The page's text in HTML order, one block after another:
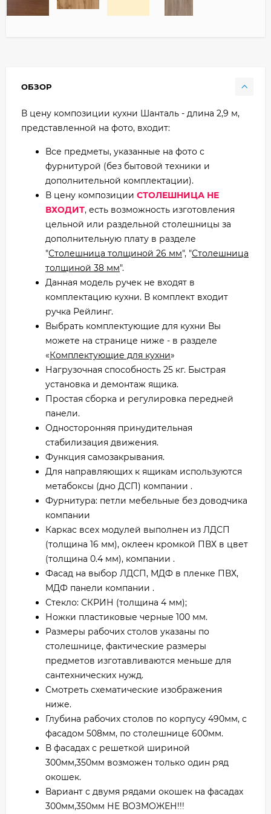
ОБЗОР
В цену композиции кухни Шанталь - длина 2,9 м,
представленной на фото, входит:
Все предметы, указанные на фото с
фурнитурой (без бытовой техники и
дополнительной комплектации).
В цену композиции СТОЛЕШНИЦА НЕ
ВХОДИТ, есть возможность изготовления
цельной или раздельной столешницы за
дополнительную плату в разделе
"Столешница толщиной 26 мм", "Столешница
толщиной 38 мм".
Данная модель ручек не входят в
комплектацию кухни. В комплект входит
ручка Рейлинг.
Выбрать комплектующие для кухни Вы
можете на странице ниже - в разделе
«Комплектующие для кухни»
Нагрузочная способность 25 кг. Быстрая
установка и демонтаж ящика.
Простая сборка и регулировка передней
панели.
Односторонняя принудительная
стабилизация движения.
Функция самозакрывания.
Для направляющих к ящикам используются
метабоксы (дно ДСП) компании .
Фурнитура: петли мебельные без доводчика
компании
Каркас всех модулей выполнен из ЛДСП
(толщина 16 мм), оклеен кромкой ПВХ в цвет
(толщина 0.4 мм), компании .
Фасад на выбор ЛДСП, МДФ в пленке ПВХ,
МДФ панели компании .
Стекло: СКРИН (толщина 4 мм);
Ножки пластиковые черные 100 мм.
Размеры рабочих столов указаны по
столешнице, фактические размеры
предметов изготавливаются меньше для
сантехнических нужд.
Смотреть схематические изображения
ниже.
Глубина рабочих столов по корпусу 490мм, с
фасадом 508мм, по столешнице 600мм.
В фасадах с решеткой шириной
300мм,350мм возможен только один ряд
окошек.
Вариант с двумя рядами окошек на фасадах
300мм,350мм НЕ ВОЗМОЖЕН!!!